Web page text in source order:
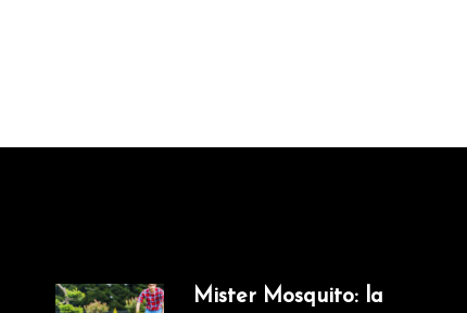
Mister Mosquito: la